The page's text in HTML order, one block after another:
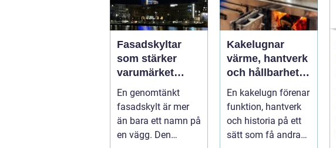
Fasadskyltar
som stärker
varumärket
dygnet runt
En genomtänkt
fasadskylt är mer
än bara ett namn på
en vägg. Den
Kakelugnar
värme, hantverk
och hållbarhet i
samma eldstad
En kakelugn förenar
funktion, hantverk
och historia på ett
sätt som få andra